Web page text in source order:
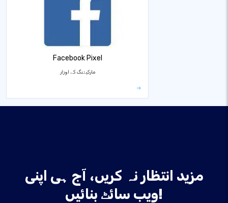
Facebook Pixel
مارکیٹنگ کے اوزار
مزید انتظار نہ کریں، آج ہی اپنی
ویب سائٹ بنائیں!